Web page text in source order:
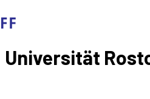
Universität